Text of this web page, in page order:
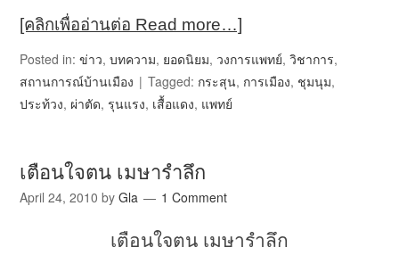
[คลิกเพื่ออ่านต่อ Read more…]
Posted in:ข่าว,บทความ, ยอดนิยม, วงการแพทย์,วิชาการ,
สถานการณ์บ้านเมือง
Tagged: กระสุน, การเมือง, ชุมนุม,
ประท้วง, ผ่าตัด, รุนแรง, เสื้อแดง, แพทย์
เตือนใจตน เมษารำลึก
April 24, 2010 byGla 1 Comment
เตือนใจตน เมษารำลึก